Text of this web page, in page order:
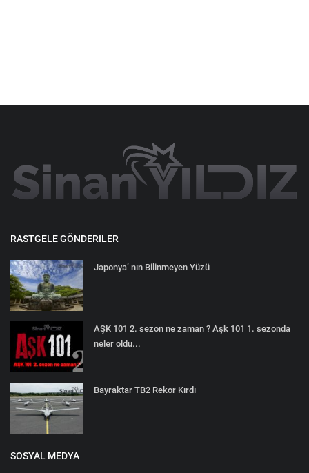
RASTGELE GÖNDERILER
Japonya’ nın Bilinmeyen Yüzü
AŞK 101 2. sezon ne zaman ? Aşk 101 1. sezonda
neler oldu...
Bayraktar TB2 Rekor Kırdı
SOSYAL MEDYA